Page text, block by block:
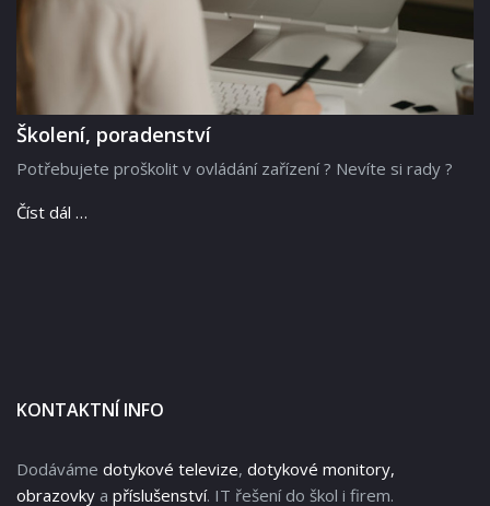
Školení, poradenství
Potřebujete proškolit v ovládání zařízení ? Nevíte si rady ?
Číst dál …
KONTAKTNÍ INFO
Dodáváme dotykové televize, dotykové monitory,
obrazovky a příslušenství. IT řešení do škol i firem.